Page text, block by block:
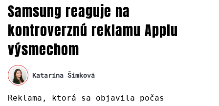
Samsung reaguje na
kontroverznú reklamu Applu
výsmechom
Katarína Šimková
Reklama, ktorá sa objavila počas